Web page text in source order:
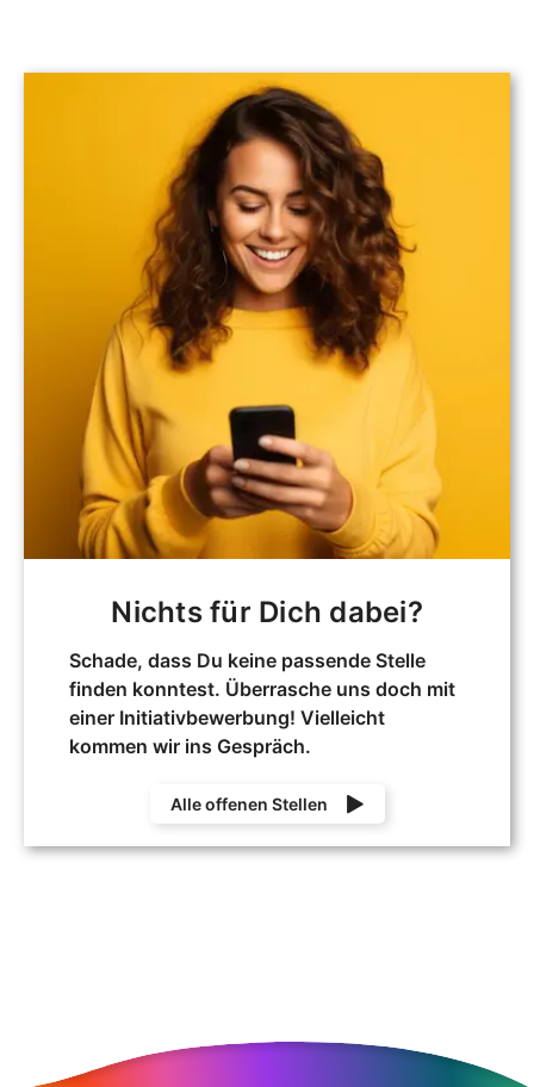
Nichts für Dich dabei?
Schade, dass Du keine passende Stelle
finden konntest. Überrasche uns doch mit
einer Initiativbewerbung! Vielleicht
kommen wir ins Gespräch.
Alle offenen Stellen